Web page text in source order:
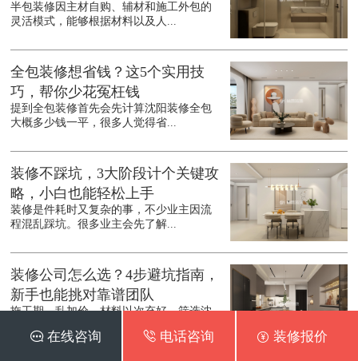
半包装修因主材自购、辅材和施工外包的
灵活模式，能够根据材料以及人...
全包装修想省钱？这5个实用技
巧，帮你少花冤枉钱
提到全包装修首先会先计算沈阳装修全包
大概多少钱一平，很多人觉得省...
装修不踩坑，3大阶段计个关键攻
略，小白也能轻松上手
装修是件耗时又复杂的事，不少业主因流
程混乱踩坑。很多业主会先了解...
装修公司怎么选？4步避坑指南，
新手也能挑对靠谱团队
拖工期、乱加价、材料以次充好，筛选沈
 在线咨询  电话咨询  装修报价